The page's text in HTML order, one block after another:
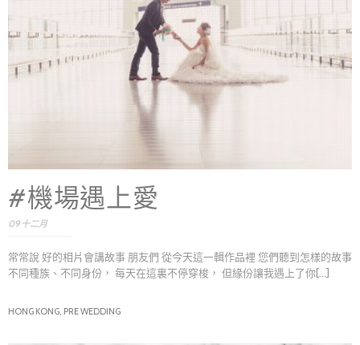
#機場遇上愛
09 十二月
常常說 好的相片會講故事 朋友們 從今天這一輯作品裡 您們聽到怎樣的故事
不同種族、不同身份， 每天在這裏不停穿梭， 但緣份讓我遇上了你[...]
HONG KONG, PRE WEDDING